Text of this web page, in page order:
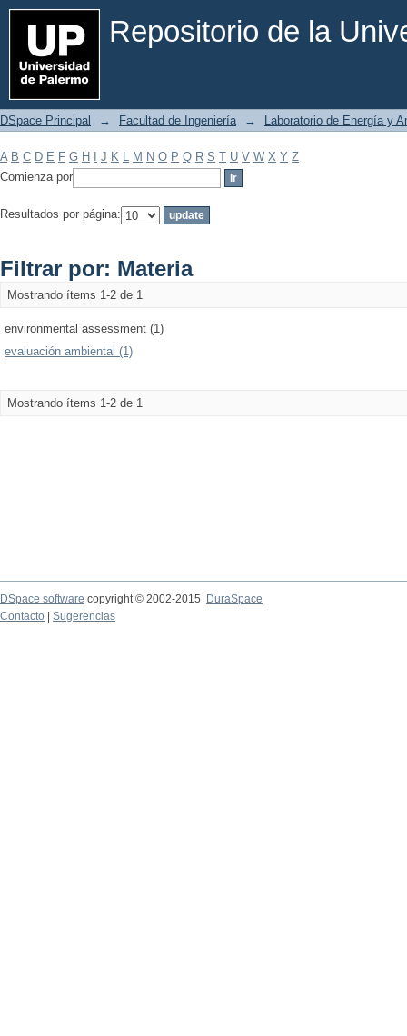
Repositorio de la
Filtrar por: Materia
DSpace Principal → Facultad de Ingeniería → Laboratorio de Energía y
A B C D E F G H J K L M N O P Q R S T U V W X Y Z
Comienza por
Resultados por página:
Filtrar por: Materia
Mostrando ítems 1-2 de 1
environmental assessment (1)
evaluación ambiental (1)
Mostrando ítems 1-2 de 1
DSpace software copyright © 2002-2015
DuraSpace
Contacto
Sugerencias